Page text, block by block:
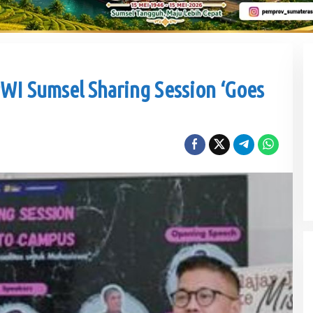
Sumsel Sharing Session ‘Goes
Sengketa Aset Pemprov Sumsel, Komisi III
Di Politik | Kamis, 6 Agustus 2026